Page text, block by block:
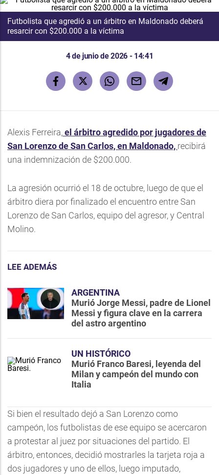
Futbolista que agredió a un árbitro en Maldonado deberá
resarcir con $200.000 a la víctima
4 de junio de 2026 - 14:41
Alexis Ferreira,el árbitro agredido por jugadores de
San Lorenzo de San Carlos, en Maldonado, recibirá
una indemnización de $200.000.
La agresión ocurrió el 18 de octubre, luego de que el
árbitro diera por finalizado el encuentro entre San
Lorenzo de San Carlos, equipo del agresor, y Central
Molino.
LEE ADEMÁS
ARGENTINA
Murió Jorge Messi, padre de Lionel
Messi y figura clave en la carrera
del astro argentino
UN HISTÓRICO
Murió Franco Baresi, leyenda del
Milan y campeón del mundo con
Italia
Si bien el resultado dejó a San Lorenzo como
campeón, los futbolistas de ese equipo se acercaron
a protestar al juez por situaciones del partido. El
árbitro, entonces, decidió mostrarles la tarjeta roja a
dos jugadores y uno de ellos, luego imputado,